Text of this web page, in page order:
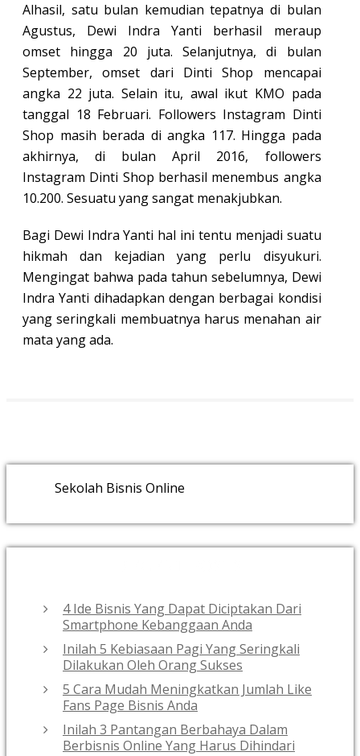
Alhasil, satu bulan kemudian tepatnya di bulan
Agustus, Dewi Indra Yanti berhasil meraup
omset hingga 20 juta. Selanjutnya, di bulan
September, omset dari Dinti Shop mencapai
angka 22 juta. Selain itu, awal ikut KMO pada
tanggal 18 Februari. Followers Instagram Dinti
Shop masih berada di angka 117. Hingga pada
akhirnya, di bulan April 2016, followers
Instagram Dinti Shop berhasil menembus angka
10.200. Sesuatu yang sangat menakjubkan.
Bagi Dewi Indra Yanti hal ini tentu menjadi suatu
hikmah dan kejadian yang perlu disyukuri.
Mengingat bahwa pada tahun sebelumnya, Dewi
Indra Yanti dihadapkan dengan berbagai kondisi
yang seringkali membuatnya harus menahan air
mata yang ada.
Sekolah Bisnis Online
4 Ide Bisnis Yang Dapat Diciptakan Dari
Smartphone Kebanggaan Anda
Inilah 5 Kebiasaan Pagi Yang Seringkali
Dilakukan Oleh Orang Sukses
5 Cara Mudah Meningkatkan Jumlah Like
Fans Page Bisnis Anda
Inilah 3 Pantangan Berbahaya Dalam
Berbisnis Online Yang Harus Dihindari